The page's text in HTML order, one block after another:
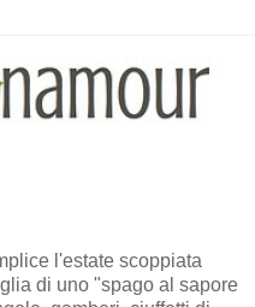
l'estate scoppiata
di uno "spago al sapore